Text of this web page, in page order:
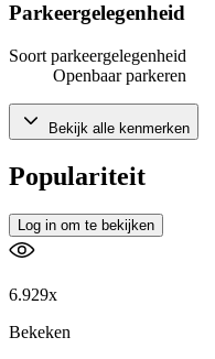
Parkeergelegenheid
Soort parkeergelegenheid
Openbaar parkeren
Bekijk alle kenmerken
Populariteit
Log in om te bekijken
6.929x
Bekeken